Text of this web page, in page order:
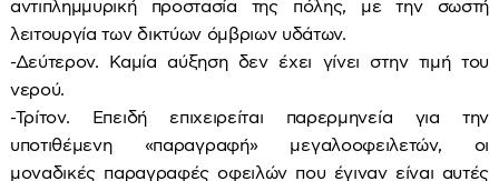
αντιπλημμυρική προστασία της πόλης, με την σωστή
λειτουργία των δικτύων όμβριων υδάτων.
-Δεύτερον. Καμία αύξηση δεν έχει γίνει στην τιμή του
νερού.
-Τρίτον. Επειδή επιχειρείται παρερμηνεία για την
υποτιθέμενη «παραγραφή» μεγαλοοφειλετών, οι
μοναδικές παραγραφές οφειλών που έγιναν είναι αυτές